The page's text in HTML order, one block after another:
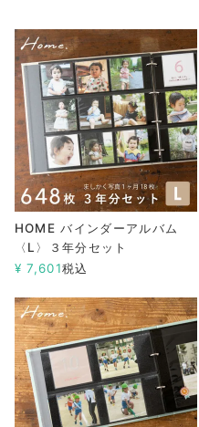
HOME バインダーアルバム
〈L〉３年分セット
¥ 7,601税込